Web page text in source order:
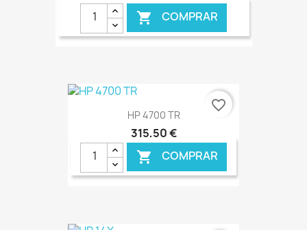
 COMPRAR
€ ONLINE
HP 4700 TR
315,50 €
 COMPRAR
favorite_border